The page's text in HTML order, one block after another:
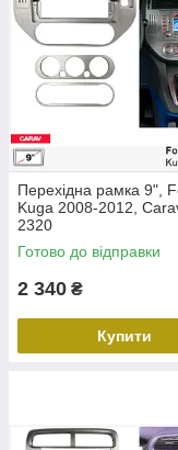
Перехідна рамка 9",
Kuga 2008-2012,
2320
Готово до відправки
2 340 ₴
Купити